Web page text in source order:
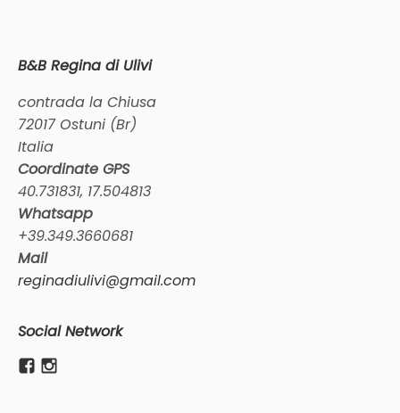
B&B Regina di Ulivi
contrada la Chiusa
72017 Ostuni (Br)
Italia
Coordinate GPS
40.731831, 17.504813
Whatsapp
+39.349.3660681
Mail
reginadiulivi@gmail.com
Social Network